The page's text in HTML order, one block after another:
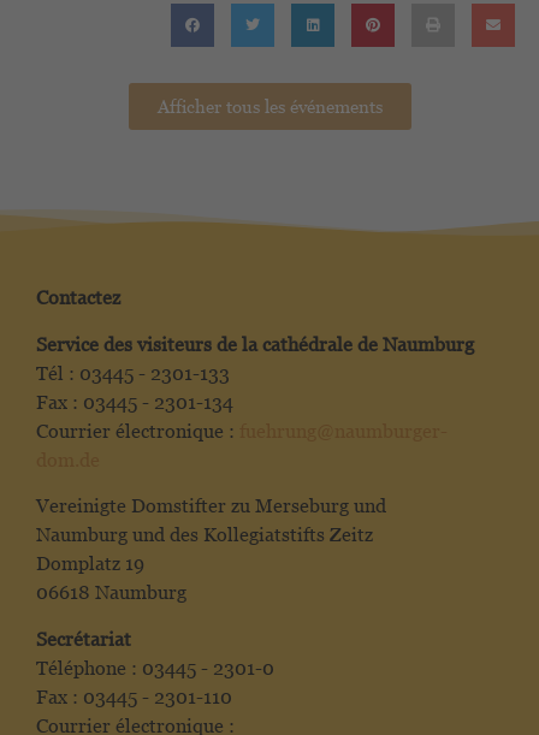
Afficher tous les événements
Contactez
Service des visiteurs de la cathédrale de Naumburg
Tél : 03445 - 2301-133
Fax : 03445 - 2301-134
Courrier électronique :
Vereinigte Domstifter zu Merseburg und
Naumburg und des Kollegiatstifts Zeitz
Domplatz 19
06618 Naumburg
Secrétariat
Téléphone : 03445 - 2301-0
Fax : 03445 - 2301-110
Courrier électronique :